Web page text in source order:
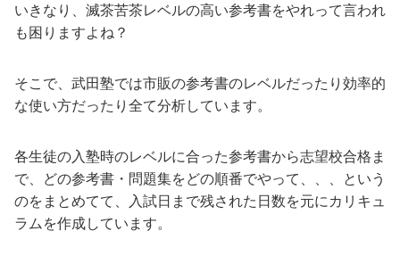
いきなり、滅茶苦茶レベルの高い参考書をやれって言われ
も困りますよね？
そこで、武田塾では市販の参考書のレベルだったり効率的
な使い方だったり全て分析しています。
各生徒の入塾時のレベルに合った参考書から志望校合格ま
で、どの参考書・問題集をどの順番でやって、、、という
のをまとめてて、入試日まで残された日数を元にカリキュ
ラムを作成しています。